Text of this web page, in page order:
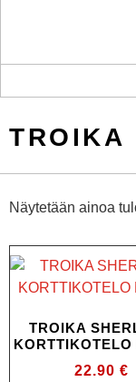
TROIKA
Näytetään ainoa
TROIKA
KORTTIKOTELO
22.90 €